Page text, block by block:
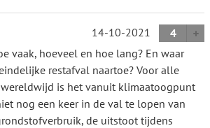
14-10-2021
4
vaak, hoeveel en hoe lang? En waar
restafval naartoe? Voor alle
is het vanuit klimaatoogpunt
nog een keer in de val te lopen van
de uitstoot tijdens